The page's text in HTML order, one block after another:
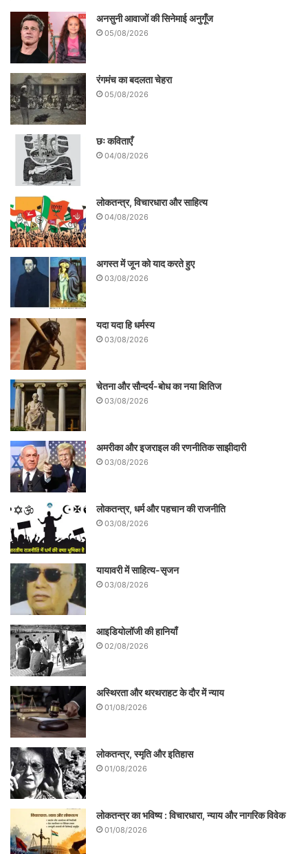
अनसुनी आवाजों की सिनेमाई अनुगूँज
05/08/2026
रंगमंच का बदलता चेहरा
05/08/2026
छः कविताएँ
04/08/2026
लोकतन्त्र, विचारधारा और साहित्य
04/08/2026
अगस्त में जून को याद करते हुए
03/08/2026
यदा यदा हि धर्मस्य
03/08/2026
चेतना और सौन्दर्य-बोध का नया क्षितिज
03/08/2026
अमरीका और इजराइल की रणनीतिक साझीदारी
03/08/2026
लोकतन्त्र, धर्म और पहचान की राजनीति
03/08/2026
यायावरी में साहित्य-सृजन
03/08/2026
आइडियोलॉजी की हानियाँ
02/08/2026
अस्थिरता और थरथराहट के दौर में न्याय
01/08/2026
लोकतन्त्र, स्मृति और इतिहास
01/08/2026
लोकतन्त्र का भविष्य : विचारधारा, न्याय और नागरिक विवेक
01/08/2026